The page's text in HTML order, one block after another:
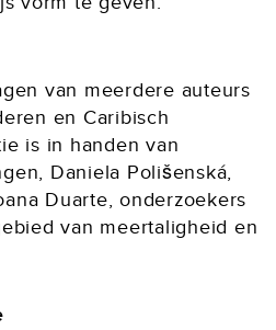
van meerdere auteurs
en Caribisch
is in handen van
Daniela Polišenská,
Duarte, onderzoekers
van meertaligheid en